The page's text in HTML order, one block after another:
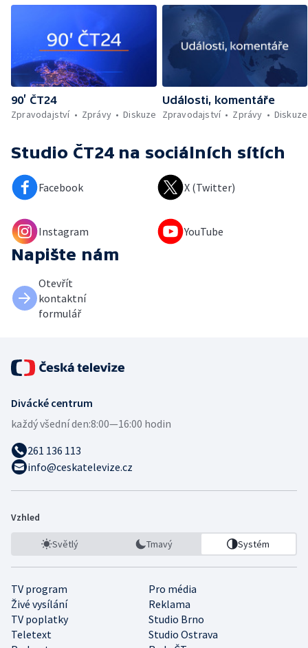
90’ ČT24
Zpravodajství
Zprávy Diskuze
Události, komentáře
Zpravodajství
Zprávy Diskuze
Studio ČT24 na sociálních sítích
Facebook X (Twitter)
Instagram YouTube
Napište nám
Otevřít
kontaktní
formulář
Divácké centrum
každý všední den:8:00—16:00 hodin
261 136 113
info@ceskatelevize.cz
Vzhled
Světlý Tmavý Systém
TV program
Pro média
Živé vysílání
Reklama
TV poplatky
Studio Brno
Teletext
Studio Ostrava